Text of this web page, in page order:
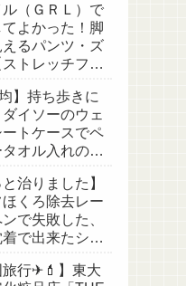
ル（ＧＲＬ）で
よかった！脚
るパンツ・ズ
トレッチフレ
】持ち歩きに
イソーのウェ
ートケースでペ
オル入れの作
メイク】
と治りました】
くろ除去レー
で失敗した、
で出来たシミ
旅行✈💄】東大